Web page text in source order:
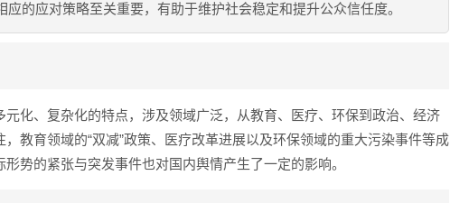
应的应对策略至关重要，有助于维护社会稳定和提升公众信任度。
元化、复杂化的特点，涉及领域广泛，从教育、医疗、环保到政治、经济
教育领域的“双减”政策、医疗改革进展以及环保领域的重大污染事件等成
势的紧张与突发事件也对国内舆情产生了一定的影响。